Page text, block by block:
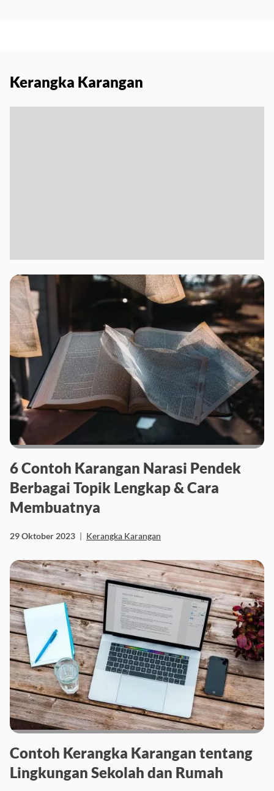
Kerangka Karangan
6 Contoh Karangan Narasi Pendek
Berbagai Topik Lengkap & Cara
Membuatnya
29 Oktober 2023 | Kerangka Karangan
Contoh Kerangka Karangan tentang
Lingkungan Sekolah dan Rumah